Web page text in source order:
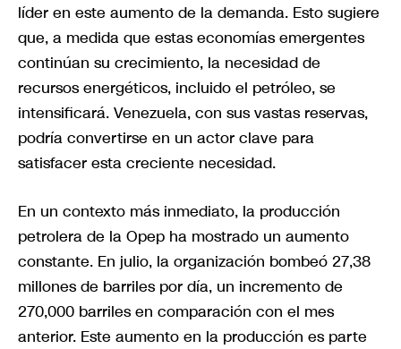
líder en este aumento de la demanda. Esto sugiere
que, a medida que estas economías emergentes
continúan su crecimiento, la necesidad de
recursos energéticos, incluido el petróleo, se
intensificará. Venezuela, con sus vastas reservas,
podría convertirse en un actor clave para
satisfacer esta creciente necesidad.
En un contexto más inmediato, la producción
petrolera de la Opep ha mostrado un aumento
constante. En julio, la organización bombeó 27,38
millones de barriles por día, un incremento de
270,000 barriles en comparación con el mes
anterior. Este aumento en la producción es parte